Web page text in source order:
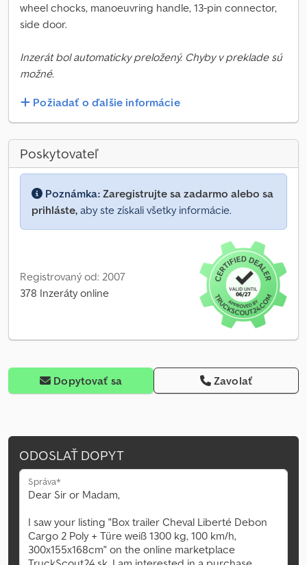
wheel chocks, manoeuvring handle, 13-pin connector,
side door.
Inzerát bol automaticky preložený. Chyby v preklade sú
možné.
Požiadať o ďalšie informácie
Poskytovateľ
Poznámka: Zaregistrujte sa zadarmo alebo sa
prihláste, aby ste získali všetky informácie.
Registrovaný od: 2007
378 Inzeráty online
Dopytovať sa Zavolať
ODOSLAŤ DOPYT
Správa*